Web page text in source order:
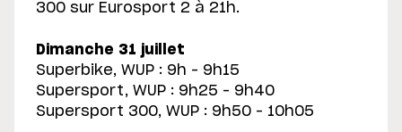
300 sur Eurosport 2 à 21h.
Dimanche 31 juillet
Superbike, WUP : 9h – 9h15
Supersport, WUP : 9h25 – 9h40
Supersport 300, WUP : 9h50 – 10h05